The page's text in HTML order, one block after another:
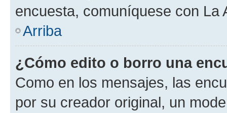
encuesta, comuníquese con La
Arriba
¿Cómo edito o borro una
Como en los mensajes, las
por su creador original, un